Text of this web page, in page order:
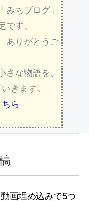
みちブログ」
す。
ありがとうご
な物語を、
きます。
ら
画埋め込みで5つ